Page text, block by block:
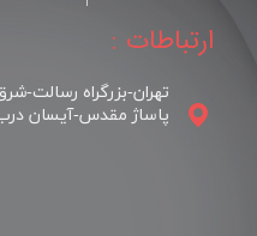
ارتباطات :
تهران-بزرگراه رسالت-
پاساژ مقدس-آیسان